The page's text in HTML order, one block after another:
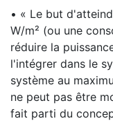
• « Le but
W/m² (ou une
réduire la
l'intégrer dans le
système au
ne peut pas être
fait parti du